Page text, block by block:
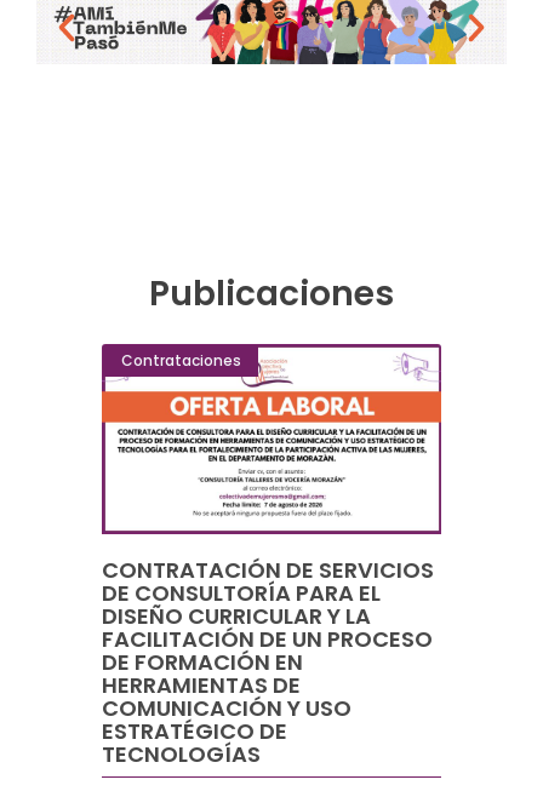
Publicaciones
Contrataciones
CONTRATACIÓN DE SERVICIOS
DE CONSULTORÍA PARA EL
DISEÑO CURRICULAR Y LA
FACILITACIÓN DE UN PROCESO
DE FORMACIÓN EN
HERRAMIENTAS DE
COMUNICACIÓN Y USO
ESTRATÉGICO DE
TECNOLOGÍAS